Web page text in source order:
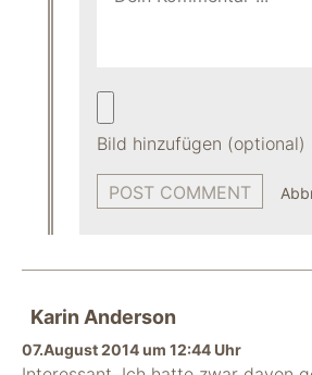
Bild hinzufügen (optional)
Karin Anderson
07.August 2014 um 12:44 Uhr